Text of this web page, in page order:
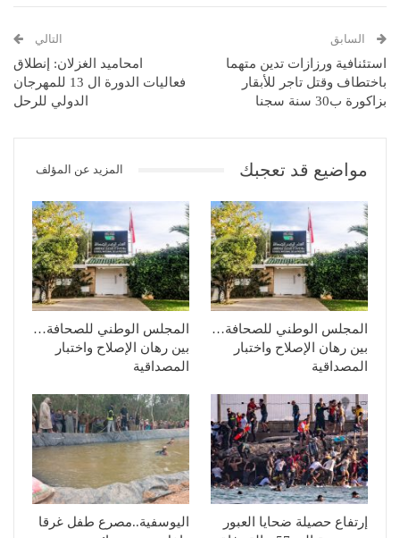
السابق
استئنافية ورزازات تدين متهما
باختطاف وقتل تاجر للأبقار
بزاكورة ب30 سنة سجنا
التالي
امحاميد الغزلان: إنطلاق
فعاليات الدورة ال 13 للمهرجان
الدولي للرحل
مواضيع قد تعجبك المزيد عن المؤلف
المجلس الوطني للصحافة…
بين رهان الإصلاح واختبار
المصداقية
المجلس الوطني للصحافة…
بين رهان الإصلاح واختبار
المصداقية
إرتفاع حصيلة ضحايا العبور
اليوسفية..مصرع طفل غرقا